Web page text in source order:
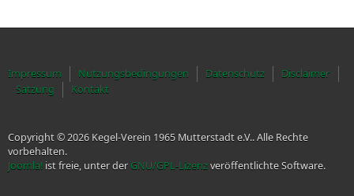
Impressum Nutzungsbedingungen Datenschutz
Disclaimer
Satzung
Kontakt
Copyright © 2026 Kegel-Verein 1965 Mutterstadt e.V.. Alle Rechte
vorbehalten.
Joomla! ist freie, unter der GNU/GPL-Lizenzveröffentlichte Software.